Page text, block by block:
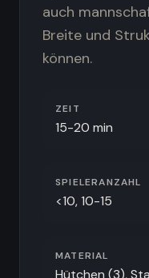
Spieler & Verein:
auch
Breite und
können.
ZEIT
15-20 min
SPIELERANZAHL
<10, 10-15
MATERIAL
Hütchen (3),